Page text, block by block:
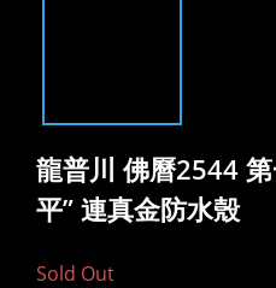
龍普川 佛曆2544
平” 連真金防水殼
Sold Out